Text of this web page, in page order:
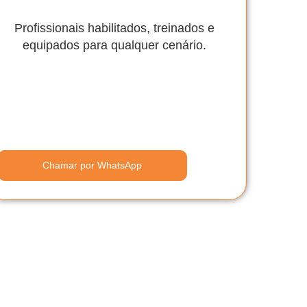
Profissionais habilitados, treinados e
equipados para qualquer cenário.
Chamar por WhatsApp